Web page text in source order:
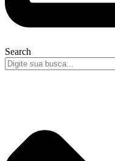
Search